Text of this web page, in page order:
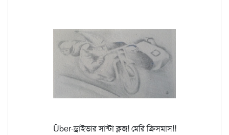
Über-ড্রাইভার সান্টা ক্লজ! মেরি ক্রিসমাস!!